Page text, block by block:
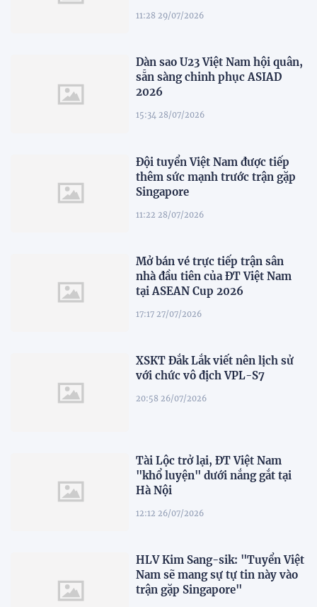
11:28 29/07/2026
Dàn sao U23 Việt Nam hội quân,
sẵn sàng chinh phục ASIAD
2026
15:34 28/07/2026
Đội tuyển Việt Nam được tiếp
thêm sức mạnh trước trận gặp
Singapore
11:22 28/07/2026
Mở bán vé trực tiếp trận sân
nhà đầu tiên của ĐT Việt Nam
tại ASEAN Cup 2026
17:17 27/07/2026
XSKT Đắk Lắk viết nên lịch sử
với chức vô địch VPL-S7
20:58 26/07/2026
Tài Lộc trở lại, ĐT Việt Nam
"khổ luyện" dưới nắng gắt tại
Hà Nội
12:12 26/07/2026
HLV Kim Sang-sik: "Tuyển Việt
Nam sẽ mang sự tự tin này vào
trận gặp Singapore"